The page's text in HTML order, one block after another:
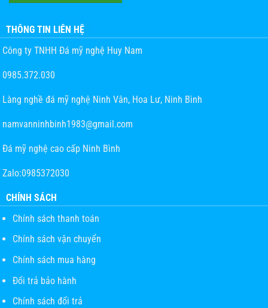
THÔNG TIN LIÊN HỆ
Công ty TNHH Đá mỹ nghệ Huy Nam
0985.372.030
Làng nghề đá mỹ nghệ Ninh Vân, Hoa Lư, Ninh Bình
namvanninhbinh1983@gmail.com
Đá mỹ nghệ cao cấp Ninh Bình
Zalo:0985372030
CHÍNH SÁCH
Chính sách thanh toán
Chính sách vận chuyển
Chính sách mua hàng
Đổi trả bảo hành
Chính sách đổi trả